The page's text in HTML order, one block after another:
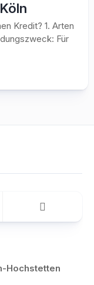
Kredit? 1. Arten
Für
Hochstetten